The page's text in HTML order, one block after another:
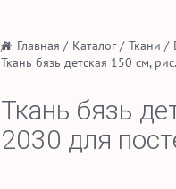
/ Главная / Каталог/ Ткани /
Ткань бязь детская 150 см,
Ткань бязь
2030 для